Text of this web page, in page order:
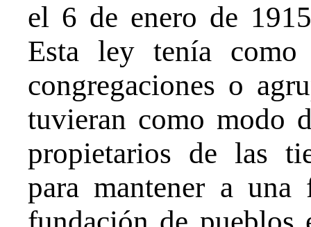
el 6 de enero de
Esta ley tenía
congregaciones o
tuvieran como modo
propietarios de las
para mantener a